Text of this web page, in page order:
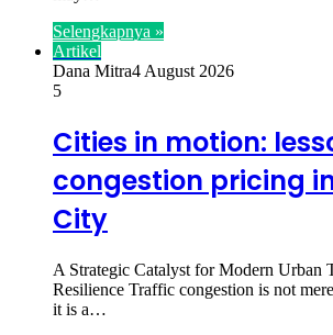
Selengkapnya »
Artikel
Dana Mitra4 August 2026
5
Cities in motion:
congestion pricing
City
A Strategic Catalyst for Modern Urban
Resilience Traffic congestion is not
it is a…